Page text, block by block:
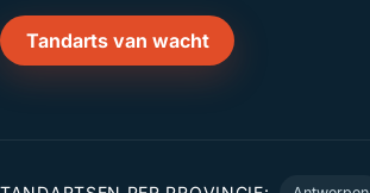
Tandarts van wacht